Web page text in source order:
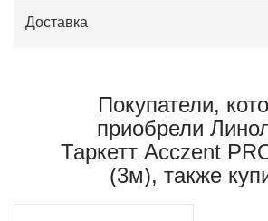
Доставка
Покупатели,
приобрели
Таркетт Acczent
(3м), также